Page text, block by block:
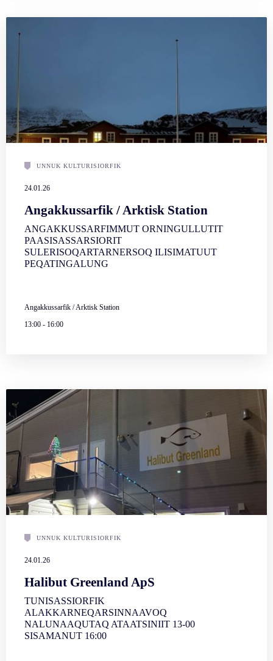
UNNUK KULTURISIORFIK
24.01.26
Angakkussarfik / Arktisk Station
ANGAKKUSSARFIMMUT ORNINGULLUTIT
PAASISASSARSIORIT
SULERISOQARTARNERSOQ ILISIMATUUT
PEQATINGALUNG
Angakkussarfik / Arktisk Station
13:00 - 16:00
UNNUK KULTURISIORFIK
24.01.26
Halibut Greenland ApS
TUNISASSIORFIK
ALAKKARNEQARSINNAAVOQ
NALUNAAQUTAQ ATAATSINIIT 13-00
SISAMANUT 16:00